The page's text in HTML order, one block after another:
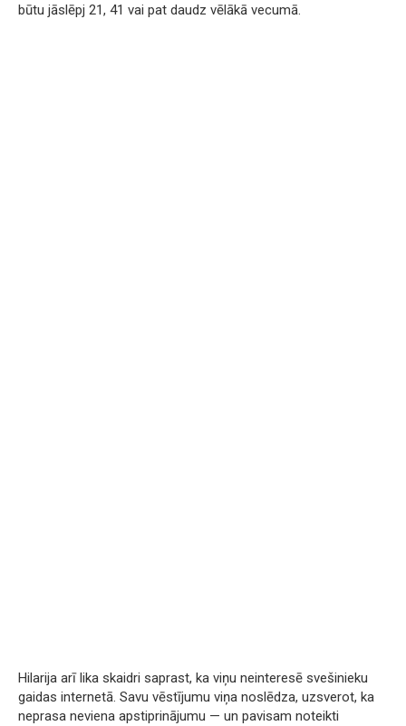
būtu jāslēpj 21, 41 vai pat daudz vēlākā vecumā.
Hilarija arī lika skaidri saprast, ka viņu neinteresē svešinieku
gaidas internetā. Savu vēstījumu viņa noslēdza, uzsverot, ka
neprasa neviena apstiprinājumu — un pavisam noteikti